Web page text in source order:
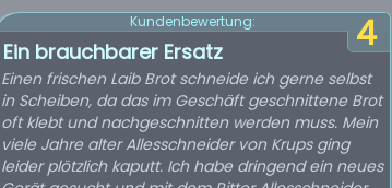
4
Kundenbewertung:
Ein brauchbarer Ersatz
Einen frischen Laib Brot schneide ich gerne selbst
in Scheiben, da das im Geschäft geschnittene Brot
oft klebt und nachgeschnitten werden muss. Mein
viele Jahre alter Allesschneider von Krups ging
leider plötzlich kaputt. Ich habe dringend ein neues